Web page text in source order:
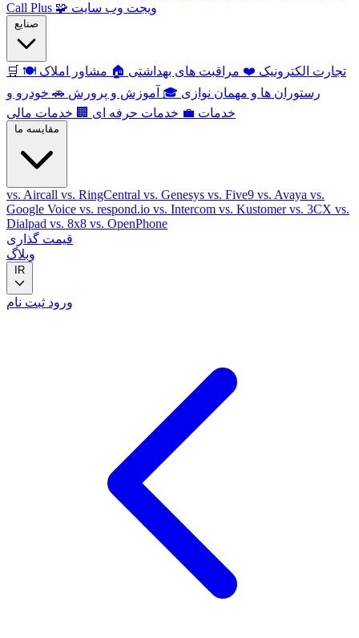
Call Plus 🧩 ویجت وب سایت
صنایع
🛒 تجارت الکترونیک ❤️ مراقبت های بهداشتی 🏠 مشاور املاک 🍽️
رستوران ها و مهمان نوازی 🎓 آموزش و پرورش 🚗 خودرو و
خدمات 💼 خدمات حرفه ای 🏢 خدمات مالی
مقایسه ما
vs. Aircall vs. RingCentral vs. Genesys vs. Five9 vs. Avaya vs.
Google Voice vs. respond.io vs. Intercom vs. Kustomervs. 3CX vs.
Dialpad vs. 8x8 vs. OpenPhone
قیمت گذاری
وبلاگ
IR
ورود ثبت نام